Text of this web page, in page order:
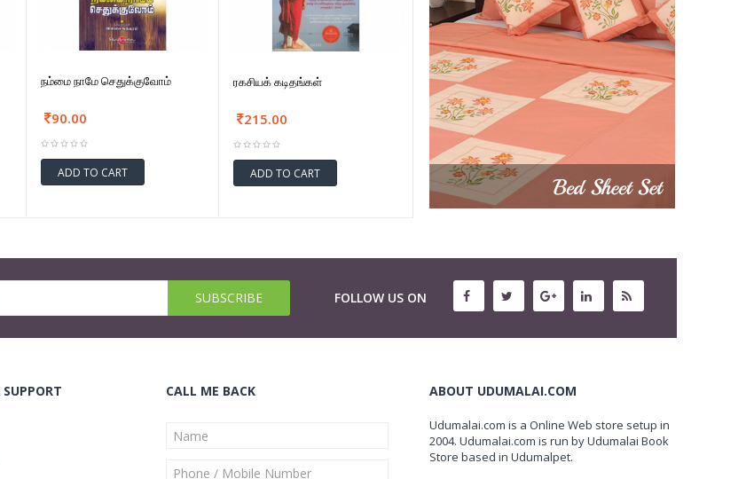
நம்மை நாமே செதுக்குவோம்
90.00
ADD TO CART
ரகசியக் கடிதங்கள்
215.00
ADD TO CART
FOLLOW US ON
CALL ME BACK ABOUT UDUMALAI.COM
Udumalai.com is a Online Web store setup in
2004. Udumalai.com is run by Udumalai Book
Store based in Udumalpet.